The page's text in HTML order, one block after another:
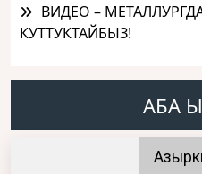
ВИДЕО –
КУТТУКТАЙБЫЗ!
АБА